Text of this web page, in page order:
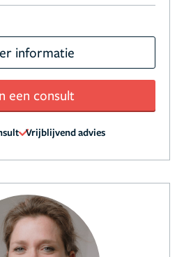
informatie
een consult
Vrijblijvend advies